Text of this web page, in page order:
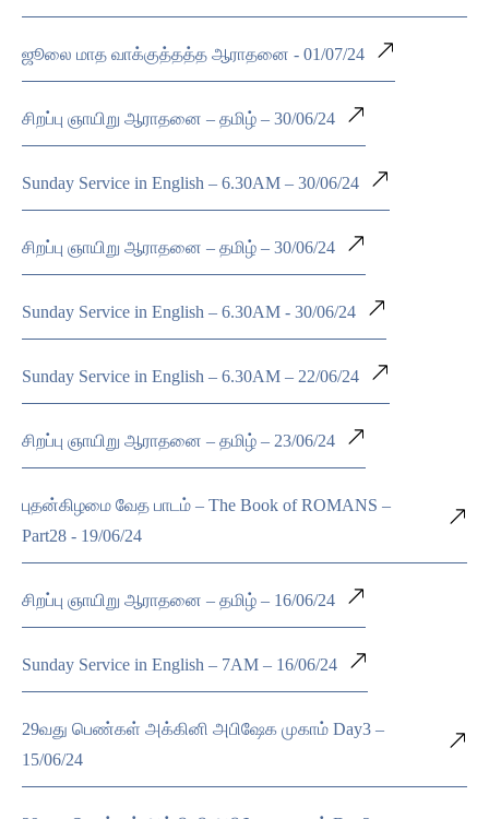
ஜூலை மாத வாக்குத்தத்த ஆராதனை - 01/07/24
சிறப்பு ஞாயிறு ஆராதனை – தமிழ் – 30/06/24
Sunday Service in English – 6.30AM – 30/06/24
சிறப்பு ஞாயிறு ஆராதனை – தமிழ் – 30/06/24
Sunday Service in English – 6.30AM - 30/06/24
Sunday Service in English – 6.30AM – 22/06/24
சிறப்பு ஞாயிறு ஆராதனை – தமிழ் – 23/06/24
புதன்கிழமை வேத பாடம் – The Book of ROMANS –
Part28 - 19/06/24
சிறப்பு ஞாயிறு ஆராதனை – தமிழ் – 16/06/24
Sunday Service in English – 7AM – 16/06/24
29வது பெண்கள் அக்கினி அபிஷேக முகாம் Day3 –
15/06/24